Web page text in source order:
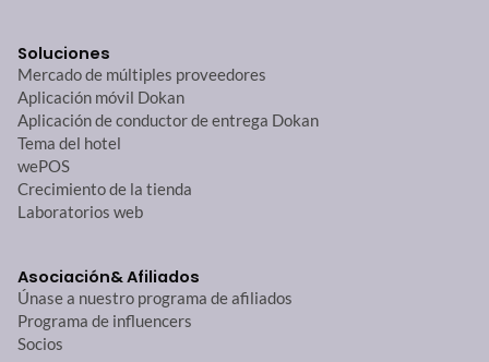
Soluciones
Mercado de múltiples proveedores
Aplicación móvil Dokan
Aplicación de conductor de entrega Dokan
Tema del hotel
wePOS
Crecimiento de la tienda
Laboratorios web
Asociación& Afiliados
Únase a nuestro programa de afiliados
Programa de influencers
Socios